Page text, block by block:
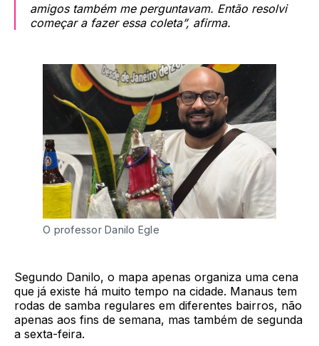
amigos também me perguntavam. Então resolvi
começar a fazer essa coleta”, afirma.
O professor Danilo Egle
Segundo Danilo, o mapa apenas organiza uma cena
que já existe há muito tempo na cidade. Manaus tem
rodas de samba regulares em diferentes bairros, não
apenas aos fins de semana, mas também de segunda
a sexta-feira.